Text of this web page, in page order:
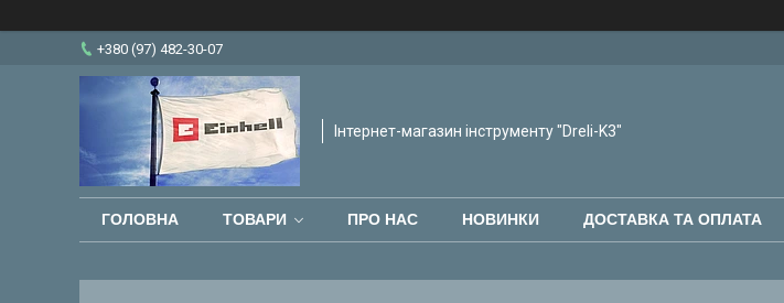
+380 (97) 482-30-07
Інтернет-магазин інструменту "Dreli-K3"
ГОЛОВНА ТОВАРИ ПРО НАС НОВИНКИ ДОСТАВКА ТА ОПЛАТА